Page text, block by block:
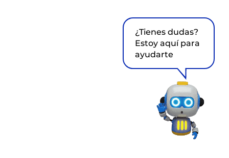
¿Tienes dudas?
Estoy aquí para
ayudarte